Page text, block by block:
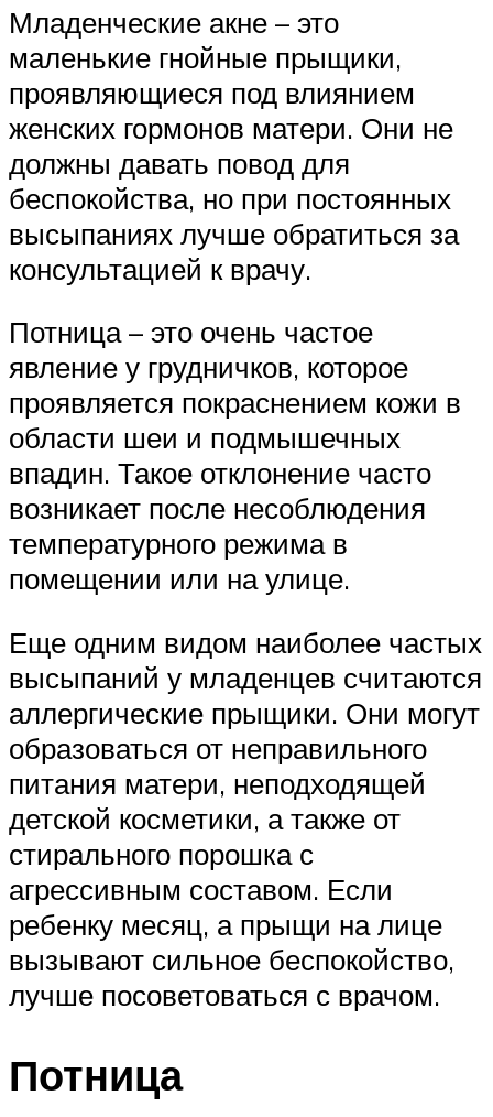
Младенческие акне – это
маленькие гнойные прыщики,
проявляющиеся под влиянием
женских гормонов матери. Они не
должны давать повод для
беспокойства, но при постоянных
высыпаниях лучше обратиться за
консультацией к врачу.
Потница – это очень частое
явление у грудничков, которое
проявляется покраснением кожи в
области шеи и подмышечных
впадин. Такое отклонение часто
возникает после несоблюдения
температурного режима в
помещении или на улице.
Еще одним видом наиболее частых
высыпаний у младенцев считаются
аллергические прыщики. Они могут
образоваться от неправильного
питания матери, неподходящей
детской косметики, а также от
стирального порошка с
агрессивным составом. Если
ребенку месяц, а прыщи на лице
вызывают сильное беспокойство,
лучше посоветоваться с врачом.
Потница